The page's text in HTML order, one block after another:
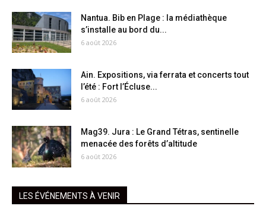
Nantua. Bib en Plage : la médiathèque
s’installe au bord du...
6 août 2026
Ain. Expositions, via ferrata et concerts tout
l’été : Fort l’Écluse...
6 août 2026
Mag39. Jura : Le Grand Tétras, sentinelle
menacée des forêts d’altitude
6 août 2026
LES ÉVÉNEMENTS À VENIR